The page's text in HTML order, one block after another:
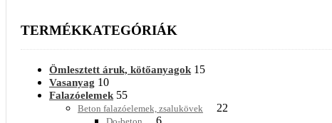
TERMÉKKATEGÓRIÁK
Ömlesztett áruk, kötőanyagok 15
Vasanyag 10
Falazóelemek 55
Beton falazóelemek, zsalukövek 22
6